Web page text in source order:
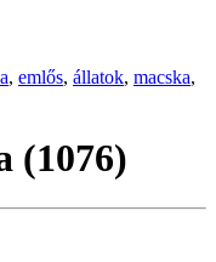
, emlős, állatok, macska,
(1076)